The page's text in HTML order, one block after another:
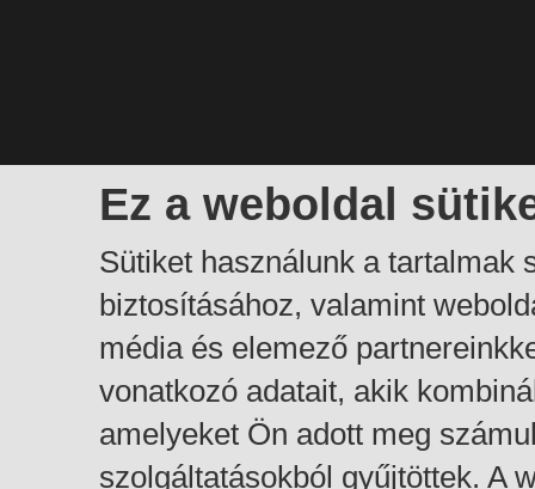
Ez a weboldal
Sütiket használunk a tartalmak
biztosításához, valamint
média és elemező
vonatkozó adatait, akik
amelyeket Ön adott meg
szolgáltatásokból gyűjtöttek. A